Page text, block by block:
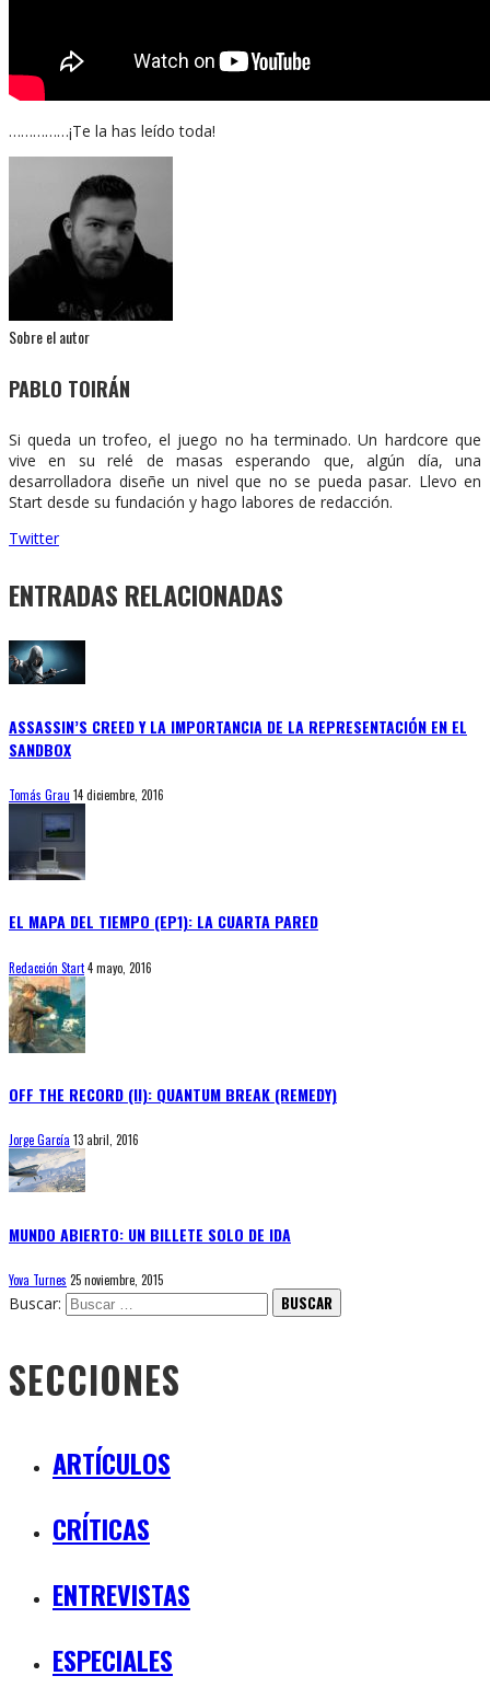
……………¡Te la has leído toda!
Sobre el autor
PABLO TOIRÁN
Si queda un trofeo, el juego no ha terminado. Un hardcore que
vive en su relé de masas esperando que, algún día, una
desarrolladora diseñe un nivel que no se pueda pasar. Llevo en
Start desde su fundación y hago labores de redacción.
Twitter
ENTRADAS RELACIONADAS
ASSASSIN’S CREED Y LA IMPORTANCIA DE LA REPRESENTACIÓN EN EL
SANDBOX
Tomás Grau 14 diciembre, 2016
EL MAPA DEL TIEMPO (EP1): LA CUARTA PARED
Redacción Start4 mayo, 2016
OFF THE RECORD (II): QUANTUM BREAK (REMEDY)
Jorge García 13 abril, 2016
MUNDO ABIERTO: UN BILLETE SOLO DE IDA
Yova Turnes 25 noviembre, 2015
Buscar:
SECCIONES
ARTÍCULOS
CRÍTICAS
ENTREVISTAS
ESPECIALES